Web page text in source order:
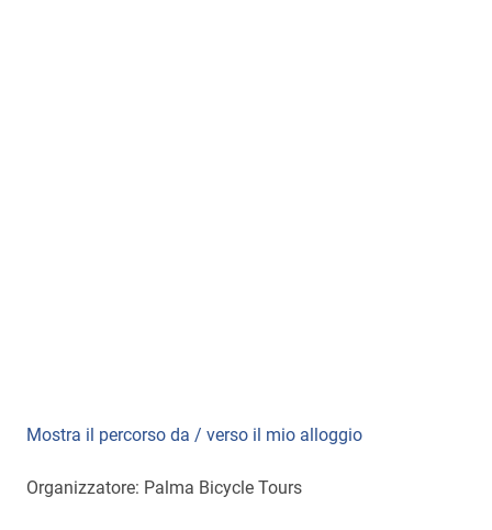
Mostra il percorso da / verso il mio alloggio
Organizzatore: Palma Bicycle Tours